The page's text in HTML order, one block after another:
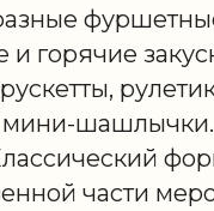
и горячие
мини-шашлычки.
части